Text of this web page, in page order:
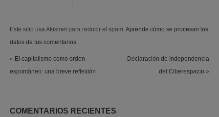
Este sitio usa Akismet para reducir el spam. Aprende cómo se procesan los
datos de tus comentarios.
« El capitalismo como orden
espontáneo: una breve reflexión
Declaración de Independencia
del Ciberespacio »
COMENTARIOS RECIENTES